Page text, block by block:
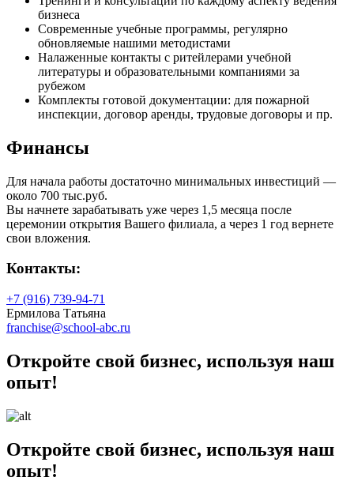
бизнеса
Современные учебные программы, регулярно
обновляемые нашими методистами
Налаженные контакты с ритейлерами учебной
литературы и образовательными компаниями за
рубежом
Комплекты готовой документации: для пожарной
инспекции, договор аренды, трудовые договоры и пр.
Финансы
Для начала работы достаточно минимальных инвестиций —
около 700 тыс.руб.
Вы начнете зарабатывать уже через 1,5 месяца после
церемонии открытия Вашего филиала, а через 1 год вернете
свои вложения.
Контакты:
+7 (916) 739-94-71
Ермилова Татьяна
franchise@school-abc.ru
Откройте свой бизнес, используя наш
опыт!
Откройте свой бизнес, используя наш
опыт!